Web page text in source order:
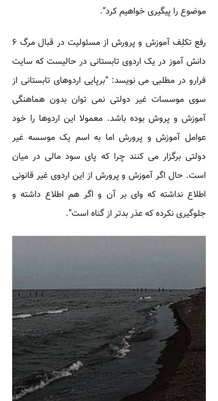
موضوع را پیگیری خواهیم کرد”.
رفع تکلِف آموزش و پرورش از مسئولیت در قبال مرگ ۶
دانش آموز در یک اردوی تابستانی در حالیست که سایت
فرارو در مطلبی می نویسد: “برپایی اردوهای تابستانی از
سوی موسسات غیر دولتی نمی توان بدون هماهنگی
آموزش و پروش بوده باشد. معمولا این اردوها را خود
عوامل آموزش و پرورش اما به اسم یک موسسه غیر
دولتی برگزار می کنند چرا که پای سود مالی در میان
است. حال اگر آموزش و پرورش از این اردوی غیر قانونی
اطلاع نداشته که وای بر آن و اگر هم اطلاع داشته و
جلوگیری نکرده که عذر بدتر از گناه است”.